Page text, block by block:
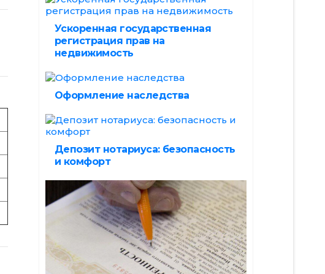
Ускоренная государственная
регистрация прав на
недвижимость
Оформление наследства
Депозит нотариуса: безопасность
и комфорт